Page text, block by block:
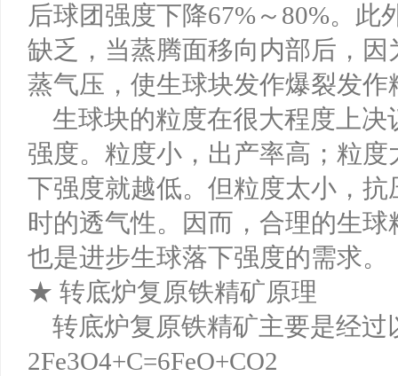
后球团强度下降67%～80%。
缺乏，当蒸腾面移向内部后，
蒸气压，使生球块发作爆裂发
生球块的粒度在很大程度上决
强度。粒度小，出产率高；粒
下强度就越低。但粒度太小，
时的透气性。因而，合理的生
也是进步生球落下强度的需求。
★ 转底炉复原铁精矿原理
转底炉复原铁精矿主要是经过